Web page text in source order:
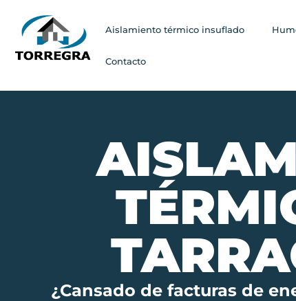
Aislamiento térmico insuflado
Contacto
¿Cansado de facturas de